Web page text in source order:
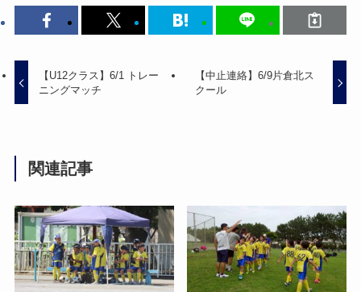
【U12クラス】6/1 トレー
ニングマッチ
【中止連絡】6/9片倉北ス
クール
関連記事